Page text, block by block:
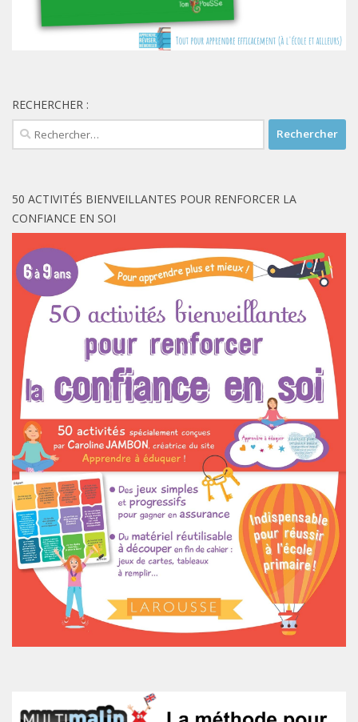
RECHERCHER :
Rechercher :
50 ACTIVITÉS BIENVEILLANTES POUR RENFORCER LA
CONFIANCE EN SOI